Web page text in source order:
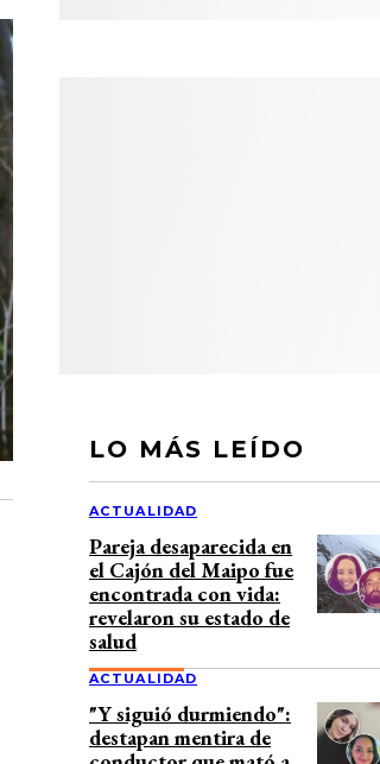
LO MÁS LEÍDO
ACTUALIDAD
Pareja desaparecida en
el Cajón del Maipo fue
encontrada con vida:
revelaron su estado de
salud
ACTUALIDAD
"Y siguió durmiendo":
destapan mentira de